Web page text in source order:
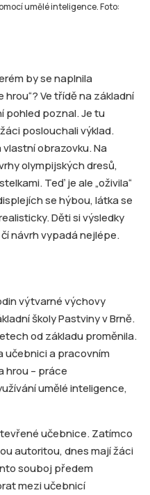
umělé inteligence. Foto:
by se naplnila
hrou“? Ve třídě na základní
pohled poznal. Je tu
poslouchali výklad.
obrazovku. Na
olympijských dresů,
Teď je ale „oživila“
se hýbou, látka se
Děti si výsledky
návrh vypadá nejlépe.
výtvarné výchovy
školy Pastviny v Brně.
od základu proměnila.
učebnici a pracovním
hrou – práce
umělé inteligence,
učebnice. Zatímco
autoritou, dnes mají žáci
souboj předem
mezi učebnicí